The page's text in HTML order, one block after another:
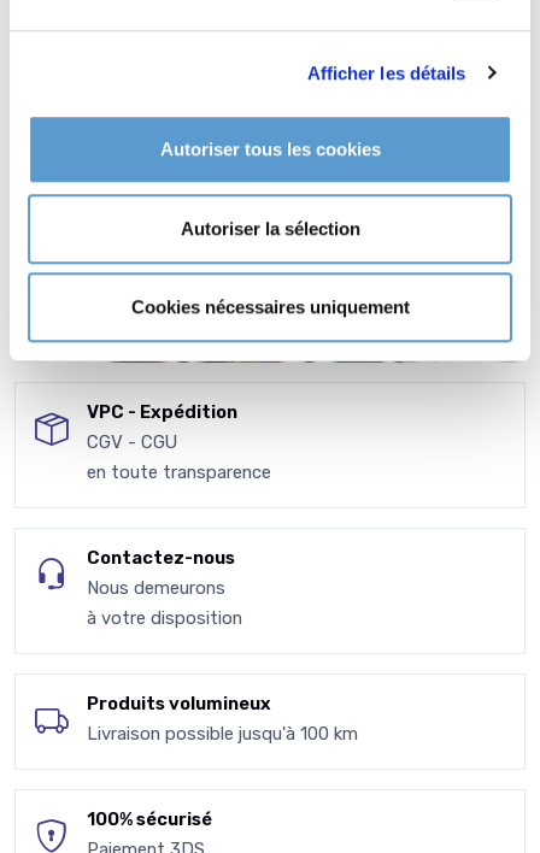
Afficher les détails
Autoriser tous les cookies
Autoriser la sélection
Cookies nécessaires uniquement
VPC - Expédition
CGV - CGU
en toute transparence
Contactez-nous
Nous demeurons
à votre disposition
Produits volumineux
Livraison possible jusqu'à 100 km
100% sécurisé